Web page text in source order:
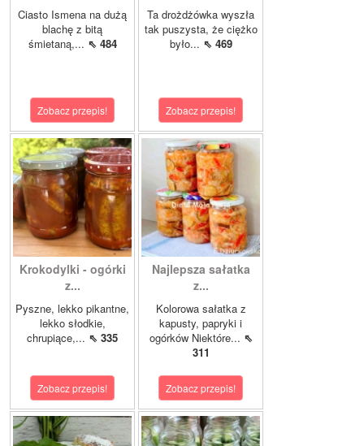
Ciasto Ismena na dużą
blachę z bitą
śmietaną,... ⇖ 484
Zobacz przepis!
Ta drożdżówka wyszła
tak puszysta, że ciężko
było... ⇖ 469
Zobacz przepis!
Krokodylki - ogórki
z...
Pyszne, lekko pikantne,
lekko słodkie,
chrupiące,... ⇖ 335
Zobacz przepis!
Najlepsza sałatka
z...
Kolorowa sałatka z
kapusty, papryki i
ogórków Niektóre... ⇖
311
Zobacz przepis!